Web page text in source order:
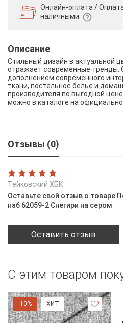
Онлайн-оплата /
наличными
Описание
Стильный дизайн в актуальной
отражает современные тренды.
дополнением современного
ткани, постельное белье и
производителя по выгодной
можно в каталоге на
Отзывы (0)
Тейковский ХБК
Оставьте свой отзыв о товаре
наб 62059-2 Снегири на сером
Оставить отзыв
С этим товаром
-10% ХИТ